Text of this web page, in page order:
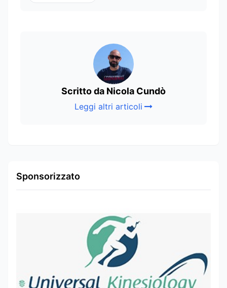
Scritto da Nicola Cundò
Leggi altri articoli
Sponsorizzato